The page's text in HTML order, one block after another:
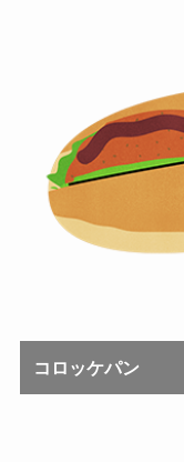
コロッケパン